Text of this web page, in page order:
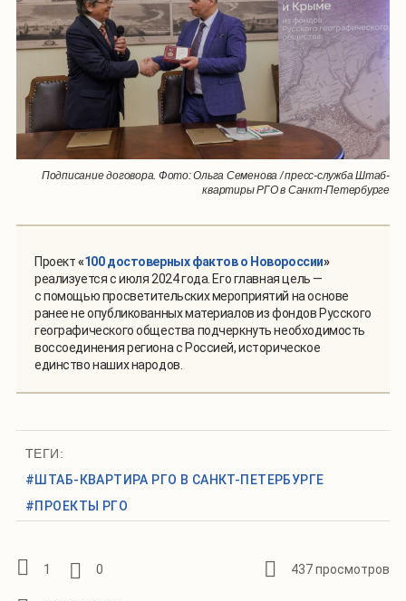
Подписание договора. Фото: Ольга Семенова / пресс-служба Штаб-
квартиры РГО в Санкт-Петербурге
Проект«100 достоверных фактов о Новороссии»
реализуется с июля 2024 года. Его главная цель —
с помощью просветительских мероприятий на основе
ранее не опубликованных материалов из фондов Русского
географического общества подчеркнуть необходимость
воссоединения региона с Россией, историческое
единство наших народов.
ТЕГИ:
#ШТАБ-КВАРТИРА РГО В САНКТ-ПЕТЕРБУРГЕ
#ПРОЕКТЫ РГО
1 0 437 просмотров